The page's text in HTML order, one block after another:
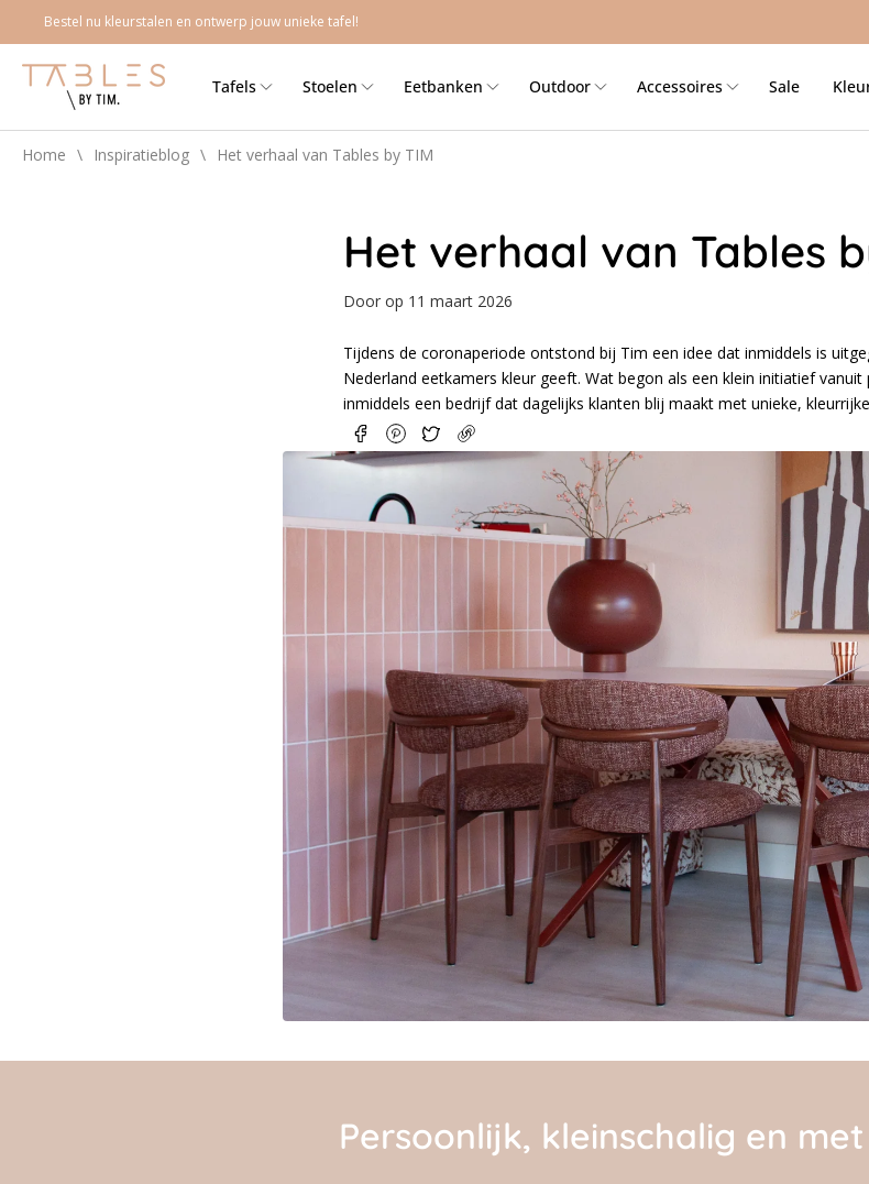
naar de
content
Bestel nu kleurstalen en ontwerp jouw unieke tafel!
Tafels Stoelen Eetbanken Outdoor Accessoires Sale
Home \ Inspiratieblog \ Het verhaal van Tables by TIM
Het verhaal van Tables
Door op 11 maart 2026
Tijdens de coronaperiode ontstond bij Tim een idee dat inmiddels is
Nederland eetkamers kleur geeft. Wat begon als een klein initiatief
inmiddels een bedrijf dat dagelijks klanten blij maakt met unieke,
Link
kopiëren
Persoonlijk, kleinschalig en